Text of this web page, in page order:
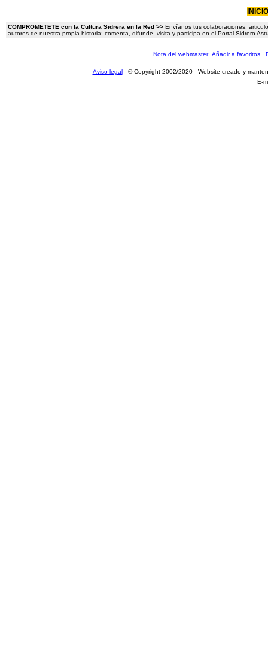
INICIO
COMPROMETETE con la Cultura Sidrera en la Red >> Envíanos tus colaboraciones,
autores de nuestra propia historia; comenta, difunde, visita y participa en el Portal Sidrero
Nota del webmaster· Añadir a favoritos·
Aviso legal- © Copyright 2002/2020 - Website creado y
E-